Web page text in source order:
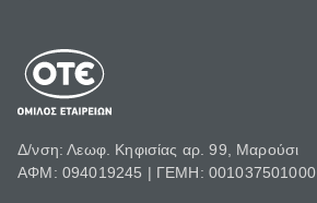
Δ/νση: Λεωφ. Κηφισίας αρ. 99, Μαρούσι
ΑΦΜ: 094019245 | ΓΕΜΗ: 001037501000